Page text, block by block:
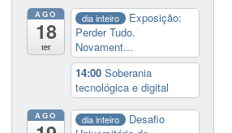
AGO
18
ter
dia inteiro
Exposição:
Perder Tudo.
Novament...
14:00Soberania
tecnológica e digital
AGO dia inteiro
Desafio